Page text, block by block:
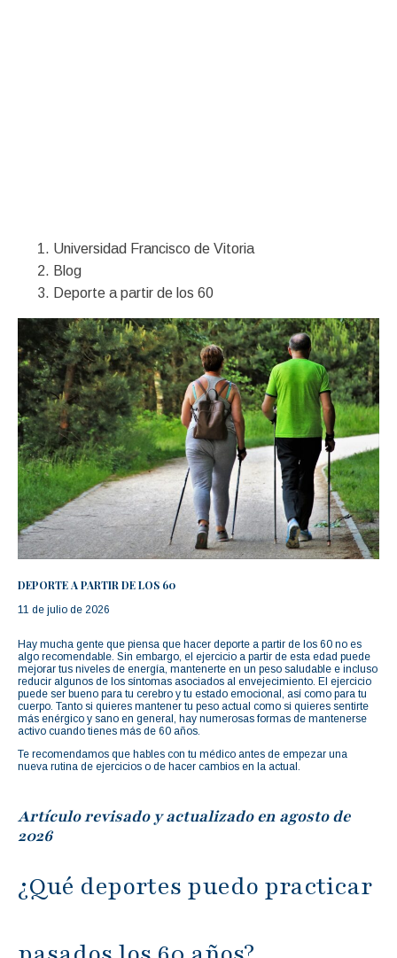
Universidad Francisco de Vitoria
Blog
Deporte a partir de los 60
DEPORTE A PARTIR DE LOS 60
11 de julio de 2026
Hay mucha gente que piensa que hacer deporte a partir de los 60 no es
algo recomendable. Sin embargo, el ejercicio a partir de esta edad puede
mejorar tus niveles de energía, mantenerte en un peso saludable e incluso
reducir algunos de los síntomas asociados al envejecimiento. El ejercicio
puede ser bueno para tu cerebro y tu estado emocional, así como para tu
cuerpo. Tanto si quieres mantener tu peso actual como si quieres sentirte
más enérgico y sano en general, hay numerosas formas de mantenerse
activo cuando tienes más de 60 años.
Te recomendamos que hables con tu médico antes de empezar una
nueva rutina de ejercicios o de hacer cambios en la actual.
Artículo revisado y actualizado en agosto de
2026
¿Qué deportes puedo practicar